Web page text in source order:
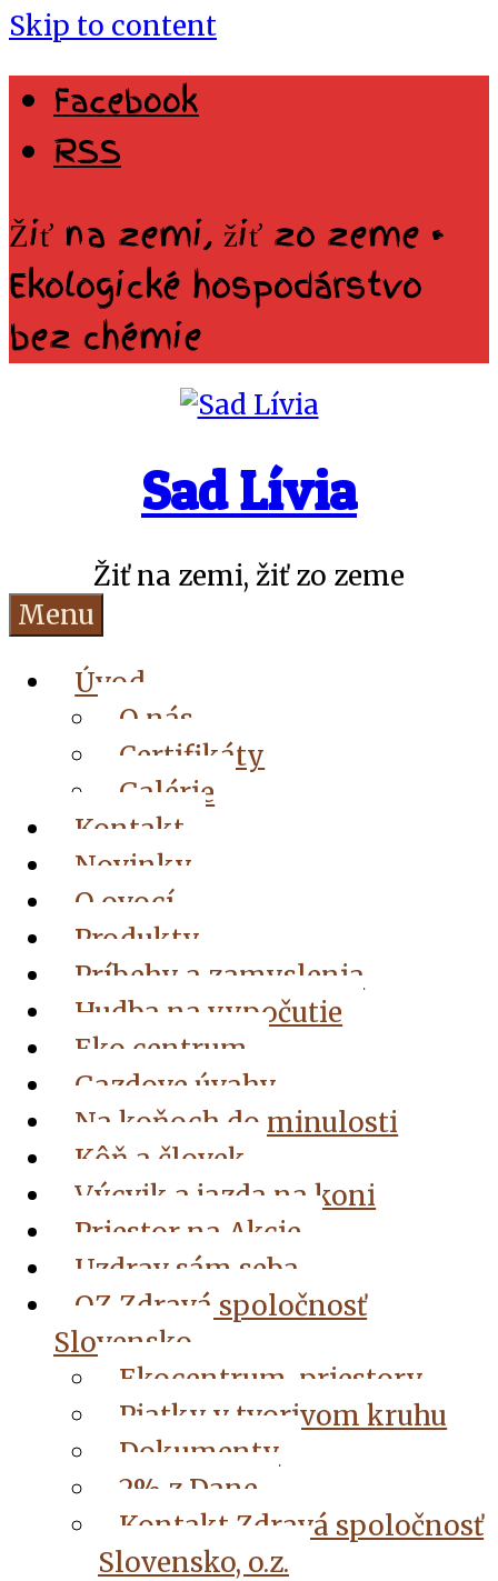
Skip to content
Facebook
RSS
Žiť na zemi, žiť zo zeme •
Ekologické hospodárstvo
bez chémie
Sad Lívia
Žiť na zemi, žiť zo zeme
Menu
Úvod
O nás
Certifikáty
Galérie
Kontakt
Novinky
O ovocí
Produkty
Príbehy a zamyslenia
Hudba na vypočutie
Eko centrum
Gazdove úvahy
Na koňoch do minulosti
Kôň a človek
Výcvik a jazda na koni
Priestor na Akcie
Uzdrav sám seba
OZ Zdravá spoločnosť
Slovensko
Ekocentrum, priestory
Piatky v tvorivom kruhu
Dokumenty
2% z Dane
Kontakt Zdravá spoločnosť
Slovensko, o.z.